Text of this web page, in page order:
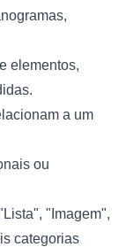
elementos,
a um
ou
"Imagem",
categorias